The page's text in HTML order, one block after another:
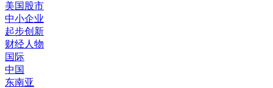
美国股市
中小企业
起步创新
财经人物
国际
中国
东南亚